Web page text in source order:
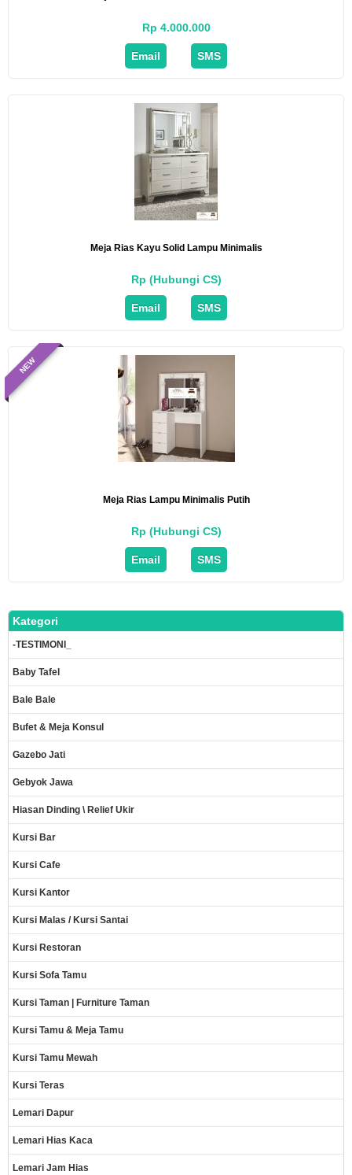
Rp 4.000.000
Email SMS
Meja Rias Kayu Solid Lampu Minimalis
Rp (Hubungi CS)
Email SMS
NEW
Meja Rias Lampu Minimalis Putih
Rp (Hubungi CS)
Email SMS
Kategori
-TESTIMONI_
Baby Tafel
Bale Bale
Bufet & Meja Konsul
Gazebo Jati
Gebyok Jawa
Hiasan Dinding \ Relief Ukir
Kursi Bar
Kursi Cafe
Kursi Kantor
Kursi Malas / Kursi Santai
Kursi Restoran
Kursi Sofa Tamu
Kursi Taman | Furniture Taman
Kursi Tamu & Meja Tamu
Kursi Tamu Mewah
Kursi Teras
Lemari Dapur
Lemari Hias Kaca
Lemari Jam Hias